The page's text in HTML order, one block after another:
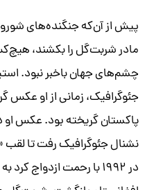
مادر شربت‌گل را بکشند،
چشم‌های جهان باخبر نبود.
پاکستان گریخته بود. عکس او
نشنال جئوگرافیک رفت تا لقب
در ۱۹۹۲ با رحمت ازدواج